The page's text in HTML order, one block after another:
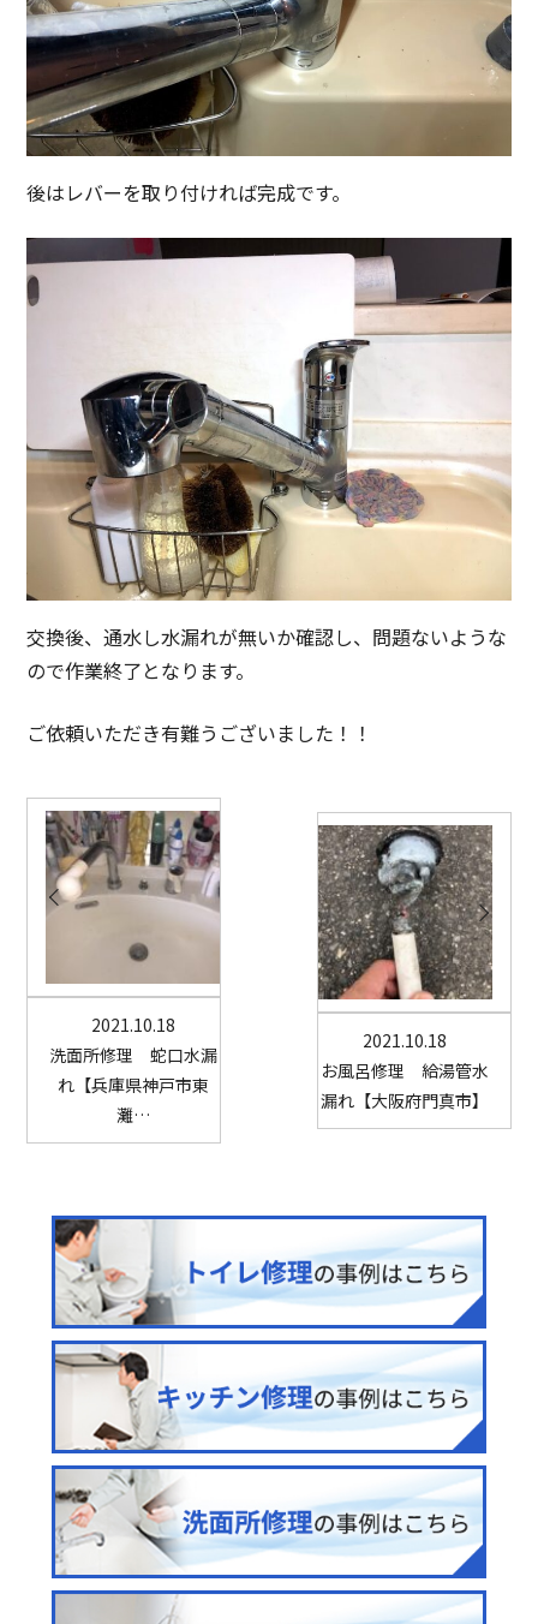
後はレバーを取り付ければ完成です。
交換後、通水し水漏れが無いか確認し、問題ないような
ので作業終了となります。
ご依頼いただき有難うございました！！
2021.10.18
洗面所修理 蛇口水漏
れ【兵庫県神戸市東
灘…
2021.10.18
お風呂修理 給湯管水
漏れ【大阪府門真市】